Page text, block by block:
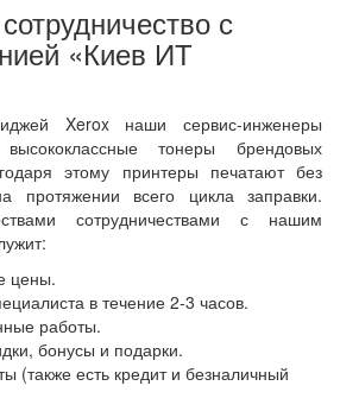
с
«Киев ИТ
Xerox наши сервис-инженеры
тонеры брендовых
этому принтеры печатают без
всего цикла заправки.
сотрудничествами с нашим
цены.
в течение 2-3 часов.
работы.
бонусы и подарки.
(также есть кредит и безналичный